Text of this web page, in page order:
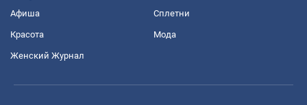
Афиша Сплетни
Красота Мода
Женский Журнал